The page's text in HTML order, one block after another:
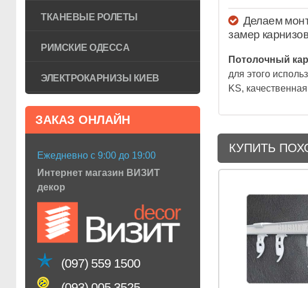
Делаем
замер
Потолочный
для этого
KS,
КУПИТЬ
ТКАНЕВЫЕ РОЛЕТЫ
РИМСКИЕ ОДЕССА
ЭЛЕКТРОКАРНИЗЫ КИЕВ
ЗАКАЗ ОНЛАЙН
Ежедневно с 9:00 до 19:00
Интернет магазин ВИЗИТ
декор
(097) 559 1500